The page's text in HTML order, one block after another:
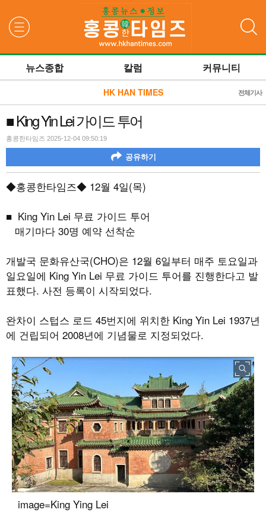
뉴스종합 칼럼 커뮤니티
HK HAN TIMES 전체기사
■ King Yin Lei 가이드 투어
홍콩한타임즈 2025-12-04 09:50:19
공유하기
◆홍콩한타임즈◆ 12월 4일(목)
■ King Yin Lei 무료 가이드 투어
매기마다 30명 예약 선착순
개발국 문화유산국(CHO)은 12월 6일부터 매주 토요일과
일요일에 King Yin Lei 무료 가이드 투어를 진행한다고 발
표했다. 사전 등록이 시작되었다.
완차이 스텁스 로드 45번지에 위치한 King Yin Lei 1937년
에 건립되어 2008년에 기념물로 지정되었다.
image=King Ying Lei